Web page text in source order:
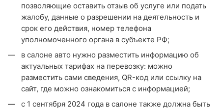
позволяющие оставить отзыв об услуге или подать
жалобу, данные о разрешении на деятельность и
срок его действия, номер телефона
уполномоченного органа в субъекте РФ;
в салоне авто нужно разместить информацию об
актуальных тарифах на перевозку: можно
разместить сами сведения, QR-код или ссылку на
сайт, где можно ознакомиться с информацией;
с 1 сентября 2024 года в салоне также должна быть